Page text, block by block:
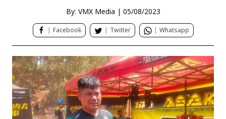
By: VMX Media | 05/08/2023
| Facebook | Twitter | Whatsapp